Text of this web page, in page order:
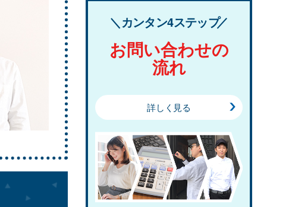
カンタン4ステップ
お問い合わせの
流れ
詳しく見る